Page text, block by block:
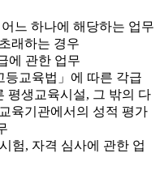
느 하나에 해당하는 업무
래하는 경우
에 관한 업무
등교육법」에 따른 각급
평생교육시설, 그 밖의 다
육기관에서의 성적 평가
험, 자격 심사에 관한 업